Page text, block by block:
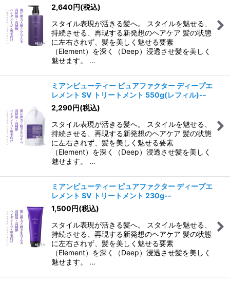
2,640円(税込)
スタイル表現が活きる髪へ。 スタイルを魅せる、
持続させる、再現する新発想のヘアケア 髪の状態
に左右されず、髪を美しく魅せる要素
（Element）を深く（Deep）浸透させ髪を美しく
魅せます。 …
ミアンビューティー ピュアファクター ディープエ
レメント SV トリートメント 550g(レフィル)--
2,290円(税込)
スタイル表現が活きる髪へ。 スタイルを魅せる、
持続させる、再現する新発想のヘアケア 髪の状態
に左右されず、髪を美しく魅せる要素
（Element）を深く（Deep）浸透させ髪を美しく
魅せます。 …
ミアンビューティー ピュアファクター ディープエ
レメント SV トリートメント 230g--
1,500円(税込)
スタイル表現が活きる髪へ。 スタイルを魅せる、
持続させる、再現する新発想のヘアケア 髪の状態
に左右されず、髪を美しく魅せる要素
（Element）を深く（Deep）浸透させ髪を美しく
魅せます。 …